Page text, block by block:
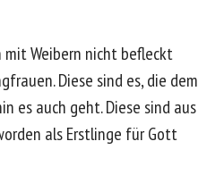
mit Weibern nicht befleckt
Diese sind es, die dem
es auch geht. Diese sind aus
als Erstlinge für Gott